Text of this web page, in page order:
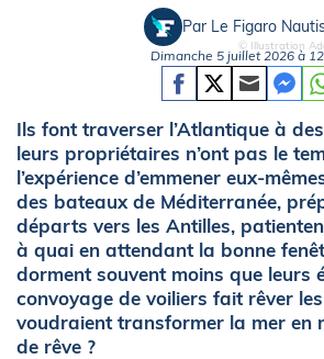
© Illustration
Par Le Figaro
Dimanche 5 juillet 2026 à
Ils font traverser l’Atlantique à
leurs propriétaires n’ont pas le
l’expérience d’emmener eux-
des bateaux de Méditerranée,
départs vers les Antilles,
à quai en attendant la bonne
dorment souvent moins que leurs
convoyage de voiliers fait rêver
voudraient transformer la mer en
de rêve ?